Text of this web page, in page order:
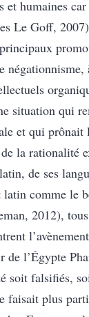
et humaines
Le Goff,
négationnisme,
situation qui
et qui
la rationalité
de ses
comme le
2012),
de l’Égypte
soit falsifiés,
faisait plus